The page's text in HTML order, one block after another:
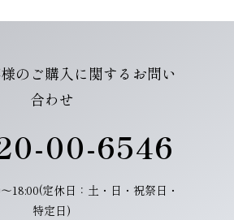
のご購入に関するお問い
合わせ
00-6546
18:00(定休日：土・日・祝祭日・
特定日)